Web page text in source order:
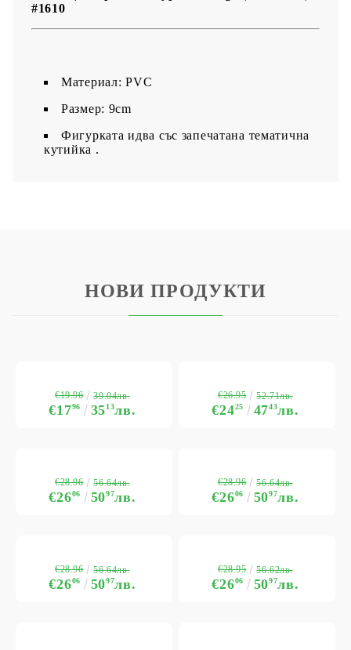
#1610
Maтериал: PVC
Размер: 9cm
Фигурката идва със запечатана тематична
кутийка .
НОВИ ПРОДУКТИ
€1796 3513лв.
€19.96 39.04лв.
€2425 4743лв.
€26.95 52.71лв.
€2606 5097лв.
€28.96 56.64лв.
€2606 5097лв.
€28.96 56.64лв.
€2606 5097лв.
€28.96 56.64лв.
€2606 5097лв.
€28.95 56.62лв.